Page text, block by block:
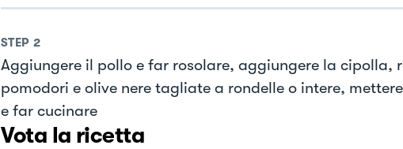
STEP 2
Aggiungere il pollo e far rosolare, aggiungere la cipolla,
pomodori e olive nere tagliate a rondelle o intere,
e far cucinare
Vota la ricetta